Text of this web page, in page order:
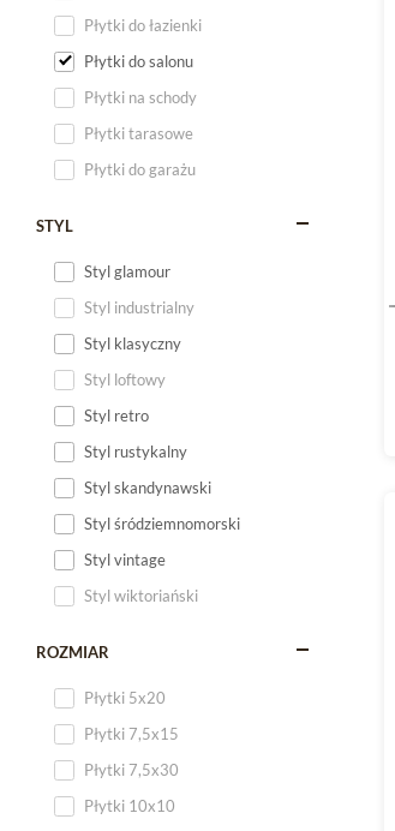
Płytki do łazienki
Płytki do salonu
Płytki na schody
Płytki tarasowe
Płytki do garażu
STYL
Styl glamour
Styl industrialny
Styl klasyczny
Styl loftowy
Styl retro
Styl rustykalny
Styl skandynawski
Styl śródziemnomorski
Styl vintage
Styl wiktoriański
ROZMIAR
Płytki 5x20
Płytki 7,5x15
Płytki 7,5x30
Płytki 10x10